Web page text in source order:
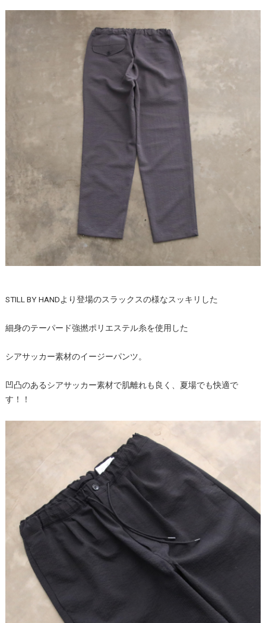
STILL BY HANDより登場のスラックスの様なスッキリした
細身のテーパード強撚ポリエステル糸を使用した
シアサッカー素材のイージーパンツ。
凹凸のあるシアサッカー素材で肌離れも良く、夏場でも快適で
す！！